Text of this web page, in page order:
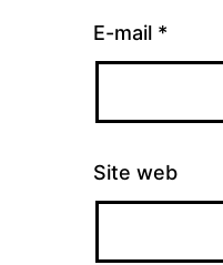
E-mail *
Site web